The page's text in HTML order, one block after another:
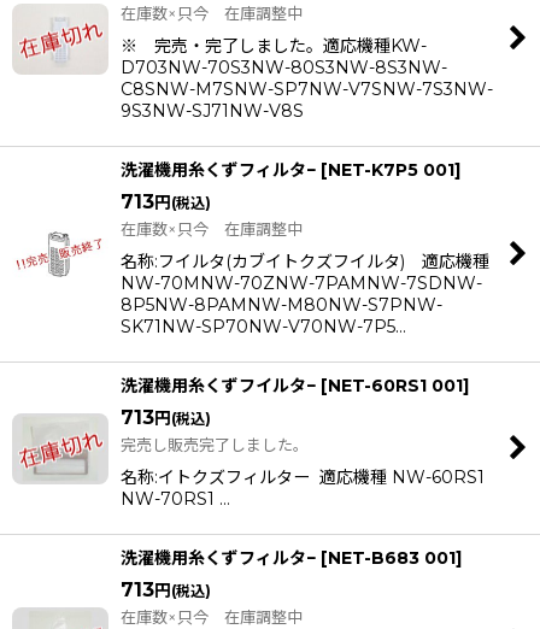
在庫数×只今 在庫調整中
※ 完売・完了しました。適応機種KW-
D703NW-70S3NW-80S3NW-8S3NW-
C8SNW-M7SNW-SP7NW-V7SNW-7S3NW-
9S3NW-SJ71NW-V8S
洗濯機用糸くずフィルタ− [NET-K7P5 001]
713円 (税込)
在庫数×只今 在庫調整中
名称:フイルタ(カブイトクズフイルタ) 適応機種
NW-70MNW-70ZNW-7PAMNW-7SDNW-
8P5NW-8PAMNW-M80NW-S7PNW-
SK71NW-SP70NW-V70NW-7P5…
洗濯機用糸くずフイルタ− [NET-60RS1 001]
713円 (税込)
完売し販売完了しました。
名称:イトクズフィルター 適応機種 NW-60RS1
NW-70RS1 …
洗濯機用糸くずフィルタ− [NET-B683 001]
713円 (税込)
在庫数×只今 在庫調整中